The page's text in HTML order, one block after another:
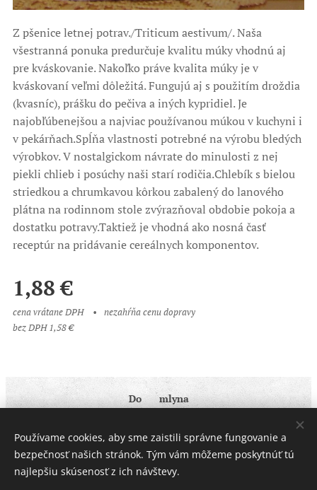
Z pšenice letnej potrav./Triticum aestivum/. Naša
všestranná ponuka predurčuje kvalitu múky vhodnú aj
pre kváskovanie. Nakoľko práve kvalita múky je v
kváskovaní veľmi dôležitá. Fungujú aj s použitím droždia
(kvasníc), prášku do pečiva a iných kypridiel. Je
najobľúbenejšou a najviac používanou múkou v kuchyni i
v pekárňach.Spĺňa vlastnosti potrebné na výrobu bledých
výrobkov. V nostalgickom návrate do minulosti z nej
piekli chlieb i posúchy naši starí rodičia.Chlebík s bielou
striedkou a chrumkavou kôrkou zabalený do lanového
plátna na rodinnom stole zvýrazňoval obdobie pokoja a
dostatku potravy.Taktiež je vhodná ako nosná časť
receptúr na pridávanie cereálnych komponentov.
1,88€
cena vrátane DPH
nezahŕňa cenu dopravy
bez DPH 1,58 €
Do ♥ mlyna
Cookies
Používame cookies, aby sme zaistili správne fungovanie a
bezpečnosť našich stránok. Tým vám môžeme poskytnúť tú
najlepšiu skúsenosť z ich návštevy.